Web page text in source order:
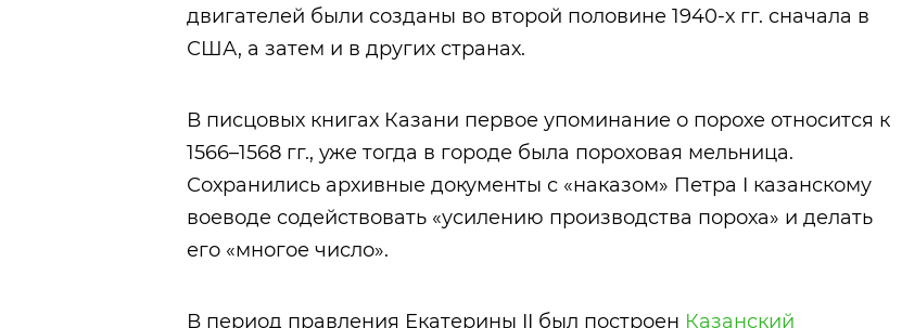
двигателей были созданы во второй половине 1940-х гг. сначала в
США, а затем и в других странах.
В писцовых книгах Казани первое упоминание о порохе относится к
1566–1568 гг., уже тогда в городе была пороховая мельница.
Сохранились архивные документы с «наказом» Петра I казанскому
воеводе содействовать «усилению производства пороха» и делать
его «многое число».
В период правления Екатерины II был построен Казанский